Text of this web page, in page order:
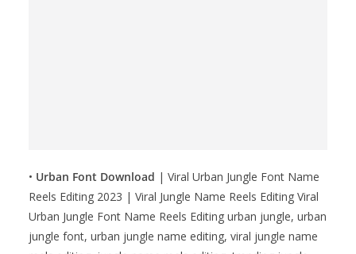
• Urban Font Download | Viral Urban Jungle Font Name
Reels Editing 2023 | Viral Jungle Name Reels Editing Viral
Urban Jungle Font Name Reels Editing urban jungle, urban
jungle font, urban jungle name editing, viral jungle name